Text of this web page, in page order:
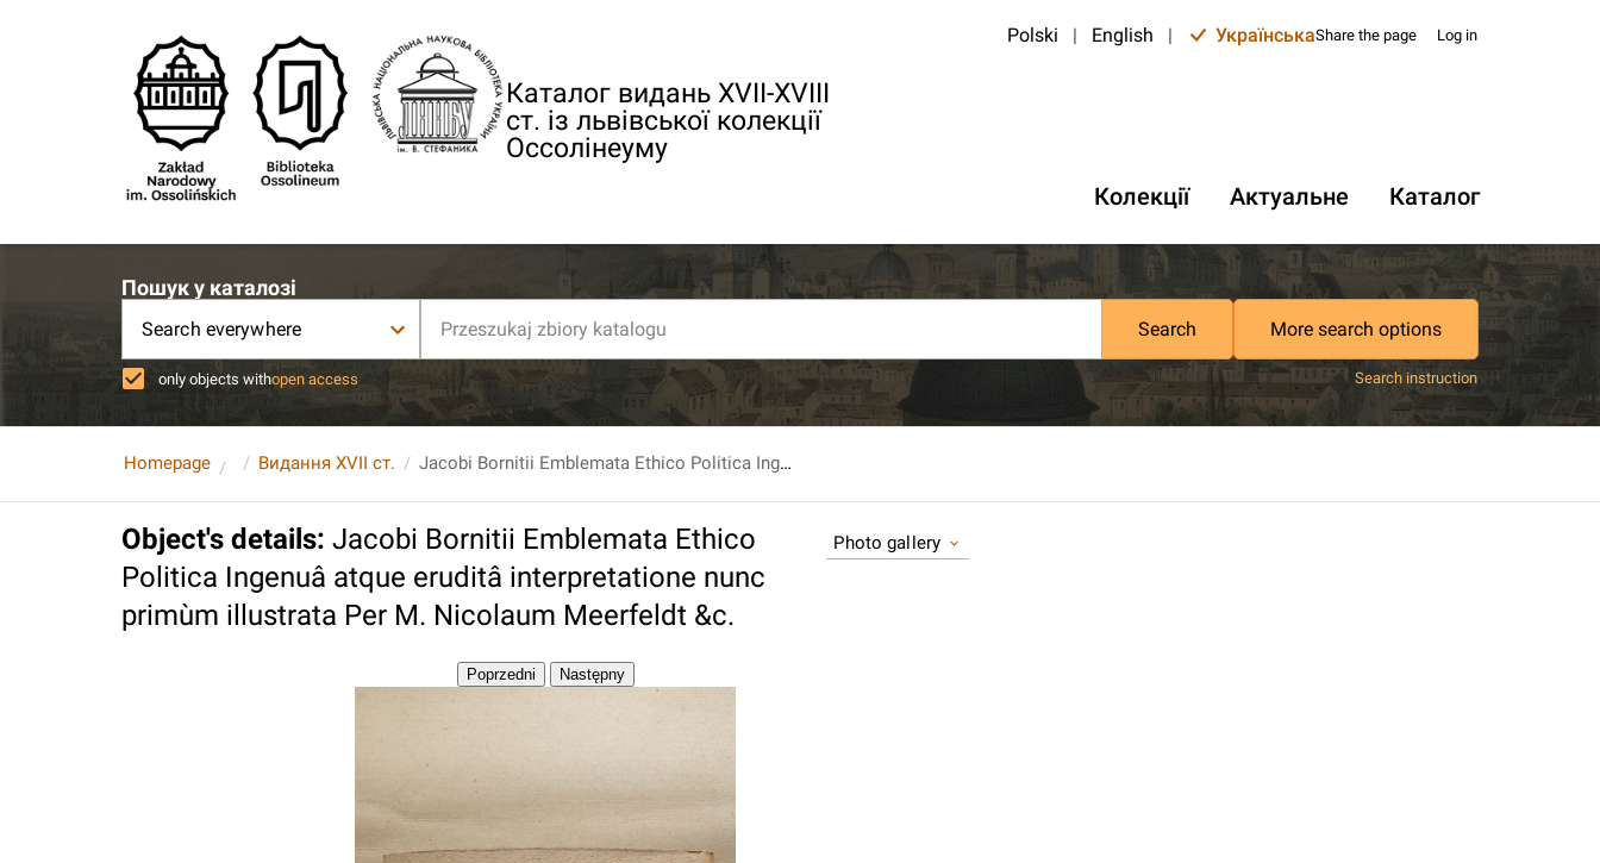
Каталог видань XVII-XVIII
ст. із львівської колекції
Оссолінеуму
Polski | English | УкраїнськаShare the page Log in
Колекції Актуальне Каталог
Пошук у каталозі
Search everywhere Search More search options
only objects withopen access Search instruction
Homepage Видання XVII ст. Jacobi Bornitii Emblemata Ethico Politica Ingenuâ atque eruditâ interpretatione nunc primùm illustrata Per M. Nicolaum Meerfeldt &c.
Object's details: Jacobi Bornitii Emblemata Ethico
Politica Ingenuâ atque eruditâ interpretatione nunc
primùm illustrata Per M. Nicolaum Meerfeldt &c.
Photo gallery